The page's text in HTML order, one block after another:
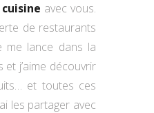
avec vous.
de restaurants
me lance dans la
j’aime découvrir
et toutes ces
les partager avec